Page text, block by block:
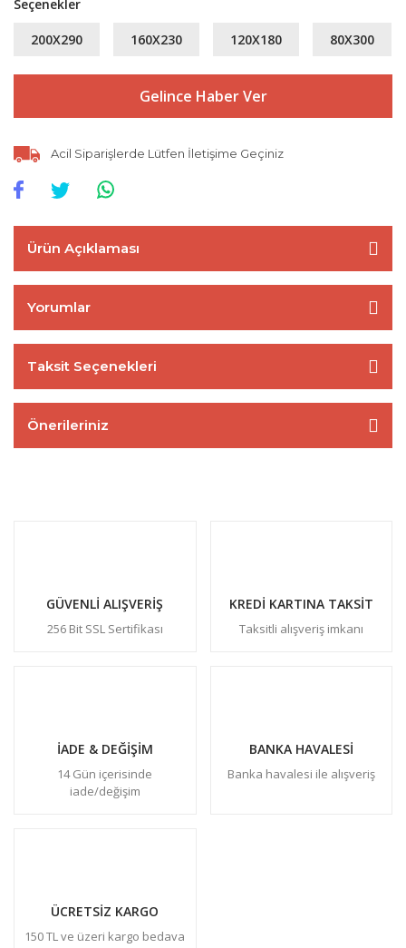
Seçenekler
200X290 160X230 120X180 80X300
Gelince Haber Ver
Acil Siparişlerde Lütfen İletişime Geçiniz
Ürün Açıklaması
Yorumlar
Taksit Seçenekleri
Önerileriniz
GÜVENLİ ALIŞVERİŞ
256 Bit SSL Sertifikası
KREDİ KARTINA TAKSİT
Taksitli alışveriş imkanı
İADE & DEĞİŞİM
14 Gün içerisinde
iade/değişim
BANKA HAVALESİ
Banka havalesi ile alışveriş
ÜCRETSİZ KARGO
150 TL ve üzeri kargo bedava